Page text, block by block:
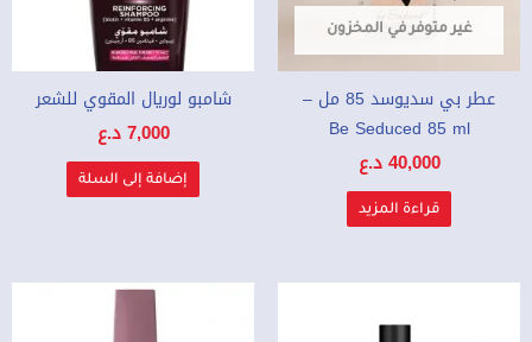
غير متوفر في المخزون
عطر بي سديوسد 85 مل –
Be Seduced 85 ml
40,000د.ع
قراءة المزيد
شامبو لوريال المقوي للشعر
7,000د.ع
إضافة إلى السلة